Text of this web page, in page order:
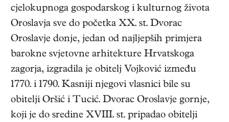
cjelokupnoga gospodarskog i kulturnog života
Oroslavja sve do početka XX. st. Dvorac
Oroslavje donje, jedan od najljepših primjera
barokne svjetovne arhitekture Hrvatskoga
zagorja, izgradila je obitelj Vojković između
1770. i 1790. Kasniji njegovi vlasnici bile su
obitelji Oršić i Tucić. Dvorac Oroslavje gornje,
koji je do sredine XVIII. st. pripadao obitelji